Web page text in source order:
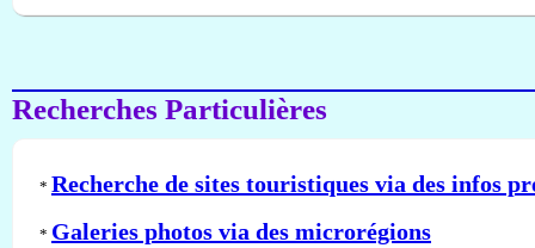
Recherches Particulières
* Recherche de sites touristiques via des infos
* Galeries photos via des microrégions